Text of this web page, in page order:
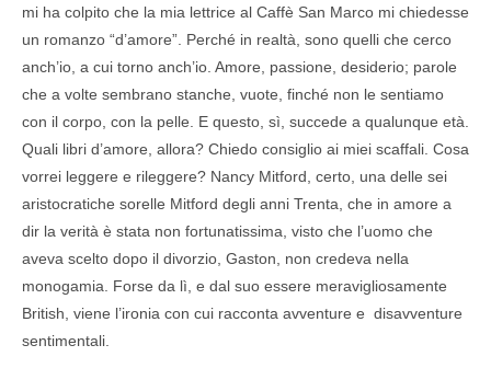
mi ha colpito che la mia lettrice al Caffè San Marco mi chiedesse
un romanzo “d’amore”. Perché in realtà, sono quelli che cerco
anch’io, a cui torno anch’io. Amore, passione, desiderio; parole
che a volte sembrano stanche, vuote, finché non le sentiamo
con il corpo, con la pelle. E questo, sì, succede a qualunque età.
Quali libri d’amore, allora? Chiedo consiglio ai miei scaffali. Cosa
vorrei leggere e rileggere? Nancy Mitford, certo, una delle sei
aristocratiche sorelle Mitford degli anni Trenta, che in amore a
dir la verità è stata non fortunatissima, visto che l’uomo che
aveva scelto dopo il divorzio, Gaston, non credeva nella
monogamia. Forse da lì, e dal suo essere meravigliosamente
British, viene l’ironia con cui racconta avventure e disavventure
sentimentali.